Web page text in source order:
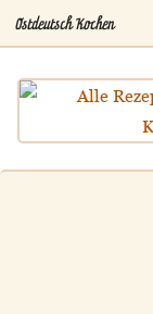
Ostdeutsch Kochen